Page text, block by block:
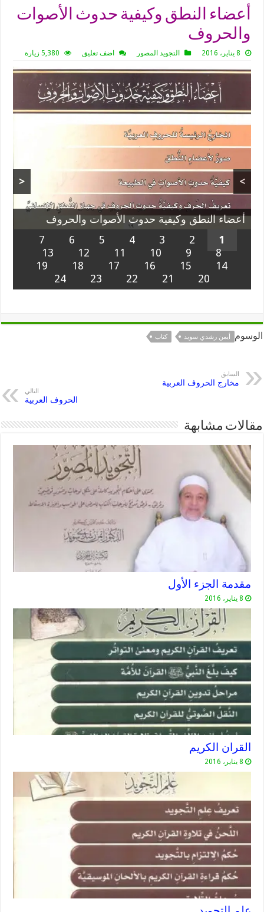
أعضاء النطق وكيفية حدوث الأصوات
والحروف
8 يناير، 2016 التجويد المصور اضف تعليق 5,380 زيارة
أعضاء النطق وكيفية حدوث الأصوات والحروف
< >
1
2
3
4
5
6
7
8
9
10
11
12
13
14
15
16
17
18
19
20
21
22
23
24
الوسوم أيمن رشدي سويد كتاب
السابق
مخارج الحروف العربية
التالي
الحروف العربية
مقالات مشابهة
مقدمة الجزء الأول
8 يناير، 2016
القران الكريم
8 يناير، 2016